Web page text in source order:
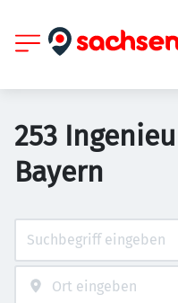
253
Bayern